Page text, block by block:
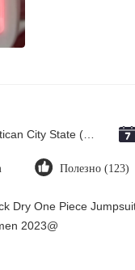
Vatican City State (Holy See)
Полезно (123)
Dry One Piece
2023@